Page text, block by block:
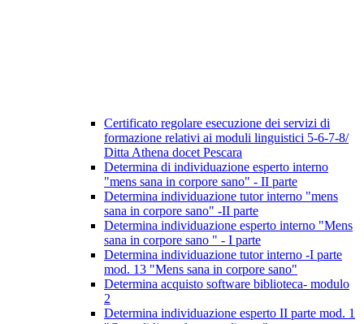
Certificato regolare esecuzione dei servizi di
formazione relativi ai moduli linguistici 5-6-7-8/
Ditta Athena docet Pescara
Determina di individuazione esperto interno
"mens sana in corpore sano" - II parte
Determina individuazione tutor interno "mens
sana in corpore sano" -II parte
Determina individuazione esperto interno "Mens
sana in corpore sano " - I parte
Determina individuazione tutor interno -I parte
mod. 13 "Mens sana in corpore sano"
Determina acquisto software biblioteca- modulo
2
Determina individuazione esperto II parte mod. 1